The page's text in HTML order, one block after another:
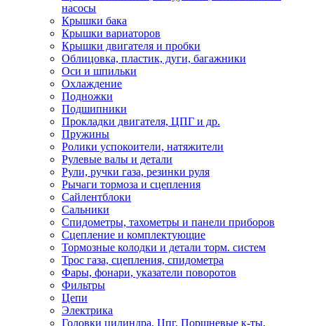
насосы
Крышки бака
Крышки вариаторов
Крышки двигателя и пробки
Облицовка, пластик, дуги, багажники
Оси и шпильки
Охлаждение
Подножки
Подшипники
Прокладки двигателя, ЦПГ и др.
Пружины
Ролики успокоители, натяжители
Рулевые валы и детали
Рули, ручки газа, резинки руля
Рычаги тормоза и сцепления
Сайлентблоки
Сальники
Спидометры, тахометры и панели приборов
Сцепление и комплектующие
Тормозные колодки и детали торм. систем
Трос газа, сцепления, спидометра
Фары, фонари, указатели поворотов
Фильтры
Цепи
Электрика
Головки цилиндра, Цпг, Поршневые к-ты,